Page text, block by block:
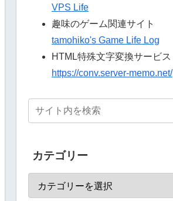
VPS Life
趣味のゲーム関連サイト
tamohiko's Game Life Log
HTML特殊文字変換サービス
https://conv.server-memo.net/
カテゴリー